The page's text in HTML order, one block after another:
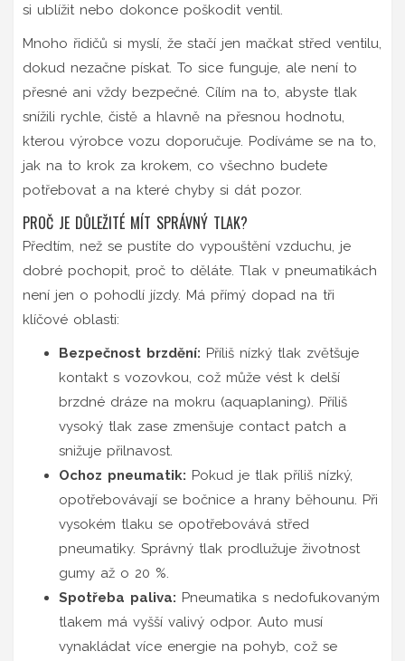
si ublížit nebo dokonce poškodit ventil.
Mnoho řidičů si myslí, že stačí jen mačkat střed ventilu,
dokud nezačne pískat. To sice funguje, ale není to
přesné ani vždy bezpečné. Cílím na to, abyste tlak
snížili rychle, čistě a hlavně na přesnou hodnotu,
kterou výrobce vozu doporučuje. Podíváme se na to,
jak na to krok za krokem, co všechno budete
potřebovat a na které chyby si dát pozor.
PROČ JE DŮLEŽITÉ MÍT SPRÁVNÝ TLAK?
Předtím, než se pustíte do vypouštění vzduchu, je
dobré pochopit, proč to děláte. Tlak v pneumatikách
není jen o pohodlí jízdy. Má přímý dopad na tři
klíčové oblasti:
Bezpečnost brzdění: Příliš nízký tlak zvětšuje
kontakt s vozovkou, což může vést k delší
brzdné dráze na mokru (aquaplaning). Příliš
vysoký tlak zase zmenšuje contact patch a
snižuje přilnavost.
Ochoz pneumatik: Pokud je tlak příliš nízký,
opotřebovávají se bočnice a hrany běhounu. Při
vysokém tlaku se opotřebovává střed
pneumatiky. Správný tlak prodlužuje životnost
gumy až o 20 %.
Spotřeba paliva: Pneumatika s nedofukovaným
tlakem má vyšší valivý odpor. Auto musí
vynakládat více energie na pohyb, což se